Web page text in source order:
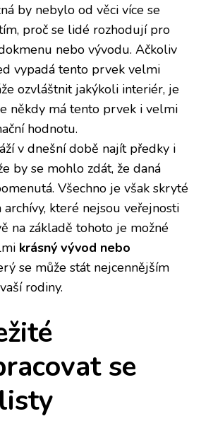
by nebylo od věci více se
proč se lidé rozhodují pro
nebo vývodu. Ačkoliv
vypadá tento prvek velmi
ozvláštnit jakýkoli interiér, je
někdy má tento prvek i velmi
hodnotu.
v dnešní době najít předky i
by se mohlo zdát, že daná
Všechno je však skryté
archívy, které nejsou veřejnosti
na základě tohoto je možné
krásný vývod nebo
se může stát nejcennějším
rodiny.
se